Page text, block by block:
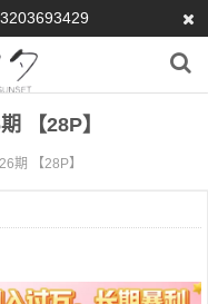
【28P】
期 【28P】